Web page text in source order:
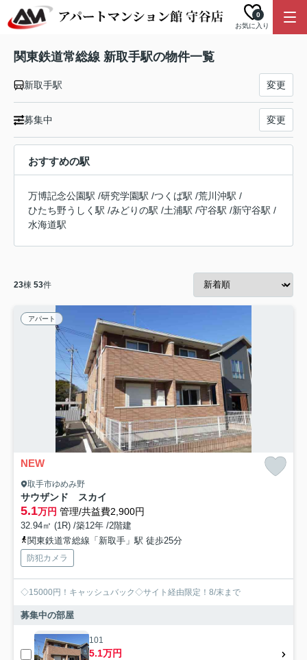
お気に入り
0
関東鉄道常総線 新取手駅の物件一覧
新取手駅 変更
募集中 変更
おすすめの駅
万博記念公園駅 /研究学園駅 /つくば駅 /荒川沖駅 /
ひたち野うしく駅 /みどりの駅 /土浦駅 /守谷駅 /新守谷駅 /
水海道駅
23棟 53件
アパート
NEW
取手市ゆめみ野
サウザンド スカイ
5.1万円 管理/共益費2,900円
32.94㎡ (1R) /築12年 /2階建
関東鉄道常総線「新取手」駅 徒歩25分
防犯カメラ
◇15000円！キャッシュバック◇サイト経由限定！8/末まで
募集中の部屋
101
5.1万円